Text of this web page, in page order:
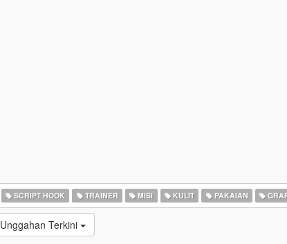
SCRIPT HOOK TRAINER MISI KULIT PAKAIAN
Unggahan Terkini